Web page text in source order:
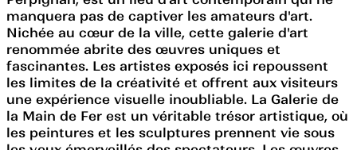
manquera pas de captiver les amateurs d'art.
Nichée au cœur de la ville, cette galerie d'art
renommée abrite des œuvres uniques et
fascinantes. Les artistes exposés ici repoussent
les limites de la créativité et offrent aux visiteurs
une expérience visuelle inoubliable. La Galerie de
la Main de Fer est un véritable trésor artistique, où
les peintures et les sculptures prennent vie sous